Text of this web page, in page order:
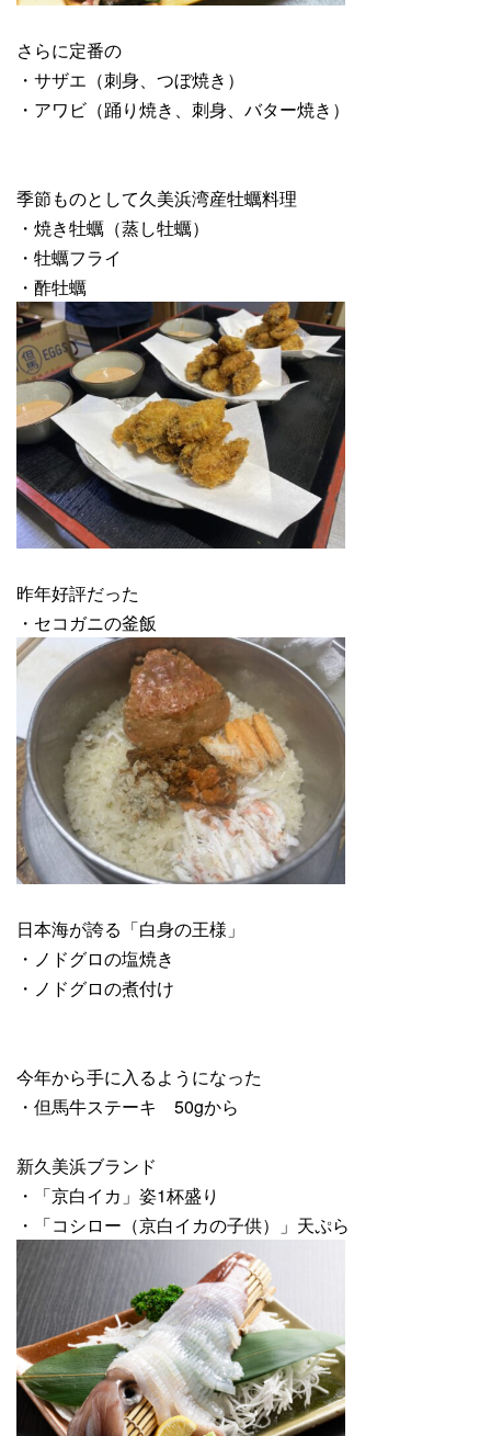
さらに定番の
・サザエ（刺身、つぼ焼き）
・アワビ（踊り焼き、刺身、バター焼き）
季節ものとして久美浜湾産牡蠣料理
・焼き牡蠣（蒸し牡蠣）
・牡蠣フライ
・酢牡蠣
昨年好評だった
・セコガニの釜飯
日本海が誇る「白身の王様」
・ノドグロの塩焼き
・ノドグロの煮付け
今年から手に入るようになった
・但馬牛ステーキ 50gから
新久美浜ブランド
・「京白イカ」姿1杯盛り
・「コシロー（京白イカの子供）」天ぷら